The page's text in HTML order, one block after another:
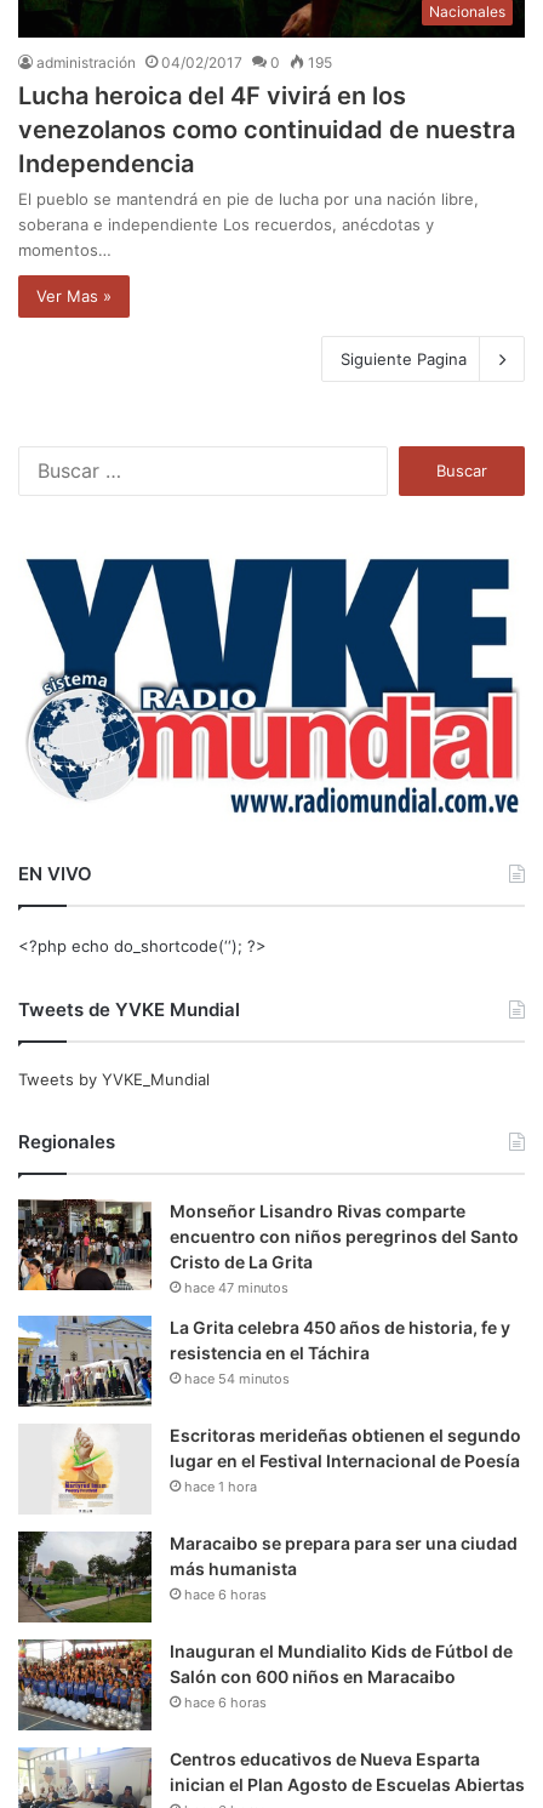
Nacionales
administración 04/02/2017 0 195
Lucha heroica del 4F vivirá en los
venezolanos como continuidad de nuestra
Independencia
El pueblo se mantendrá en pie de lucha por una nación libre,
soberana e independiente Los recuerdos, anécdotas y
momentos…
Ver Mas »
Siguiente Pagina
a
EN VIVO
<?php echo do_shortcode(‘‘); ?>
Tweets de YVKE Mundial
Tweets by YVKE_Mundial
Regionales
Monseñor Lisandro Rivas comparte
encuentro con niños peregrinos del Santo
Cristo de La Grita
hace 47 minutos
La Grita celebra 450 años de historia, fe y
resistencia en el Táchira
hace 54 minutos
Escritoras merideñas obtienen el segundo
lugar en el Festival Internacional de Poesía
hace 1 hora
Maracaibo se prepara para ser una ciudad
más humanista
hace 6 horas
Inauguran el Mundialito Kids de Fútbol de
Salón con 600 niños en Maracaibo
hace 6 horas
Centros educativos de Nueva Esparta
inician el Plan Agosto de Escuelas Abiertas